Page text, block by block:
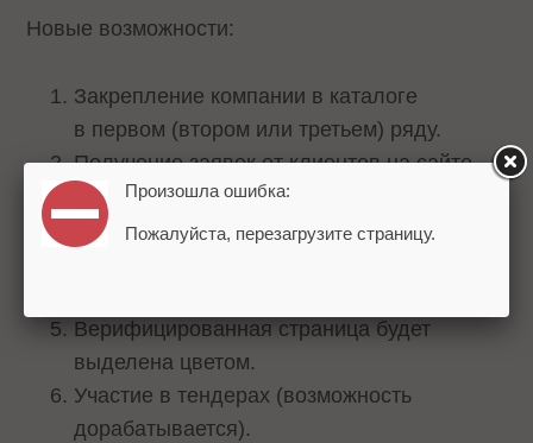
Новые возможности:
Закрепление компании в каталоге
в первом (втором или третьем) ряду.
Получение заявок от клиентов на сайте
SEOnews.
Добавление кейсов.
Верифицированная страница будет
выделена цветом.
Участие в тендерах (возможность
дорабатывается).
Произошла ошибка:
Пожалуйста, перезагрузите страницу.